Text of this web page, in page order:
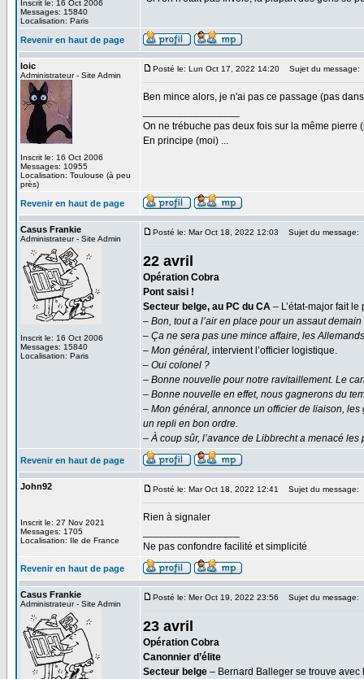
Inscrit le: 16 Oct 2006
Messages: 15840
Localisation: Paris
Revenir en haut de page
loic
Administrateur - Site Admin
Inscrit le: 16 Oct 2006
Messages: 10955
Localisation: Toulouse (à peu
près)
Posté le: Lun Oct 17, 2022 14:20 Sujet du message:
Ben mince alors, je n'ai pas ce passage (pas
On ne trébuche pas deux fois sur la même pierre
En principe (moi) ...
Revenir en haut de page
Casus Frankie
Administrateur - Site Admin
Inscrit le: 16 Oct 2006
Messages: 15840
Localisation: Paris
Posté le: Mar Oct 18, 2022 12:03 Sujet du message:
22 avril
Opération Cobra
Pont saisi !
Secteur belge, au PC du CA – L’état-major fait
– Bon, tout a l’air en place pour un assaut
– Ça ne sera pas une mince affaire, les
– Mon général, intervient l’officier logistique.
– Oui colonel ?
– Bonne nouvelle pour notre ravitaillement. Le
– Bonne nouvelle en effet, nous gagnerons du
– Mon général, annonce un officier de liaison,
un repli en bon ordre.
– À coup sûr, l’avance de Libbrecht a menacé
Revenir en haut de page
John92
Inscrit le: 27 Nov 2021
Messages: 1705
Localisation: Ile de France
Posté le: Mar Oct 18, 2022 12:41 Sujet du message:
Rien à signaler
Ne pas confondre facilité et simplicité
Revenir en haut de page
Casus Frankie
Administrateur - Site Admin
Posté le: Mer Oct 19, 2022 23:56 Sujet du message:
23 avril
Opération Cobra
Canonnier d’élite
Secteur belge – Bernard Balleger se trouve